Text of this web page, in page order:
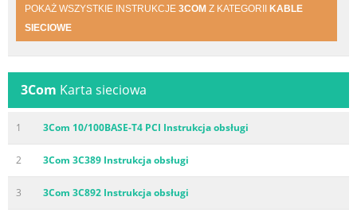
POKAŻ WSZYSTKIE INSTRUKCJE 3COM Z KATEGORII
KABLE
SIECIOWE
3Com Karta sieciowa
1 3Com 10/100BASE-T4 PCI Instrukcja obsługi
2 3Com 3C389 Instrukcja obsługi
3 3Com 3C892 Instrukcja obsługi